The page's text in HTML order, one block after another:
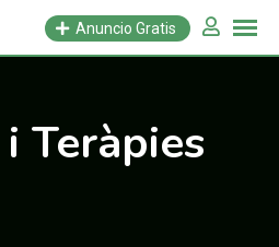
Anuncio Gratis
Teràpies